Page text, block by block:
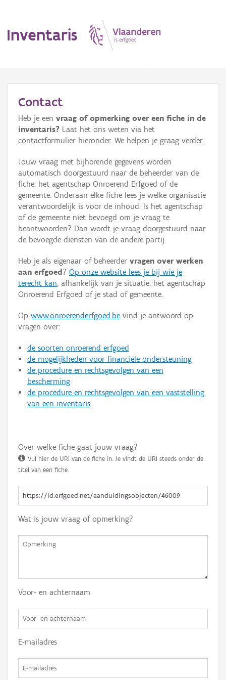
Inventaris
Erfgoedobject
Aanduidingsobject
Waarneming
Thema
Gebeurtenis
Persoon of collectief
Hergebruik
Aanmelden
Contact
Heb je een vraag of opmerking over een fiche in de
inventaris? Laat het ons weten via het
contactformulier hieronder. We helpen je graag verder.
Jouw vraag met bijhorende gegevens worden
automatisch doorgestuurd naar de beheerder van de
fiche: het agentschap Onroerend Erfgoed of de
gemeente. Onderaan elke fiche lees je welke organisatie
verantwoordelijk is voor de inhoud. Is het agentschap
of de gemeente niet bevoegd om je vraag te
beantwoorden? Dan wordt je vraag doorgestuurd naar
de bevoegde diensten van de andere partij.
Heb je als eigenaar of beheerder vragen over werken
aan erfgoed ? Op onze website lees je bij wie je
terecht kan, afhankelijk van je situatie: het agentschap
Onroerend Erfgoed of je stad of gemeente.
Op www.onroerenderfgoed.be vind je antwoord op
vragen over:
de soorten onroerend erfgoed
de mogelijkheden voor financiële ondersteuning
de procedure en rechtsgevolgen van een
bescherming
de procedure en rechtsgevolgen van een vaststelling
van een inventaris
Over welke fiche gaat jouw vraag?
Vul hier de URI van de fiche in. Je vindt de URI steeds onder de
titel van een fiche.
Wat is jouw vraag of opmerking?
Voor- en achternaam
E-mailadres